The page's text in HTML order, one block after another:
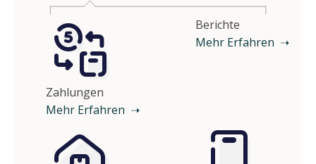
Zahlungen
Mehr Erfahren ➝
Berichte
Mehr Erfahren ➝